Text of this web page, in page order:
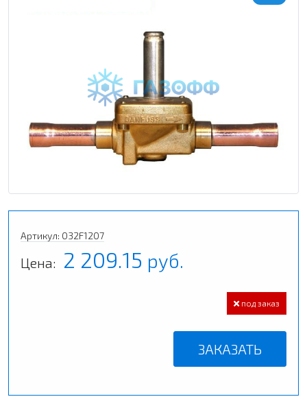
Артикул: 032F1207
Цена: 2 209.15 руб.
под заказ
ЗАКАЗАТЬ